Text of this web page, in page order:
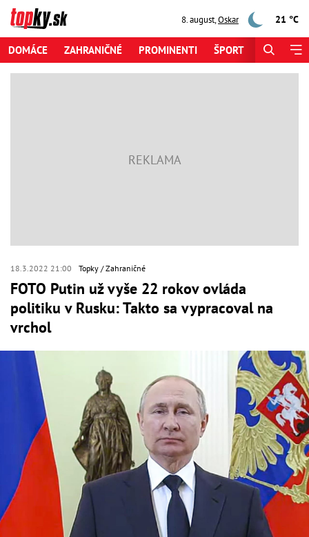
8. august,Oskar 21 °C
DOMÁCE ZAHRANIČNÉ PROMINENTI ŠPORT
18.3.2022 21:00 Topky Zahraničné
FOTO Putin už vyše 22 rokov ovláda
politiku v Rusku: Takto sa vypracoval na
vrchol